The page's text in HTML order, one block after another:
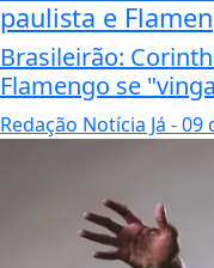
paulista e
Brasileirão:
Flamengo se
Redação Notícia Já - 09